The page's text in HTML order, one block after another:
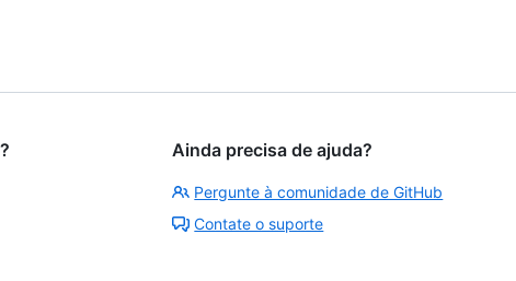
Ainda precisa de ajuda?
Pergunte à comunidade de GitHub
Contate o suporte